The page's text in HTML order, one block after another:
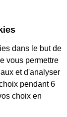
!
et tu
entreprise ?
dans le but de
vous permettre
et d'analyser
pendant 6
choix en